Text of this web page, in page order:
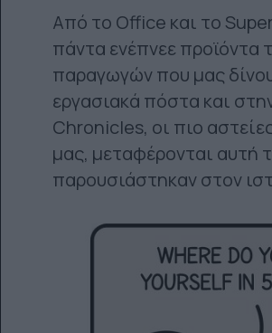
Από το Office και το
πάντα ενέπνεε προϊόντα
παραγωγών που μας
εργασιακά πόστα και
Chronicles, οι πιο
μας, μεταφέρονται αυτή
παρουσιάστηκαν στον